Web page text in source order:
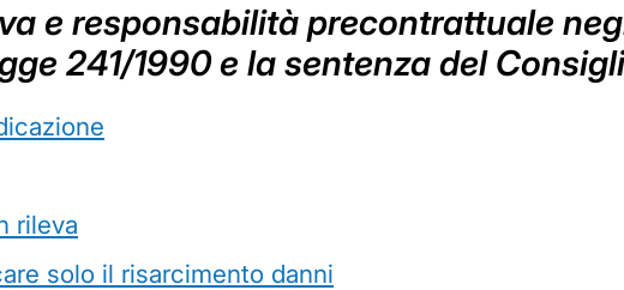
e responsabilità precontrattuale
241/1990 e la sentenza del
rileva
solo il risarcimento danni